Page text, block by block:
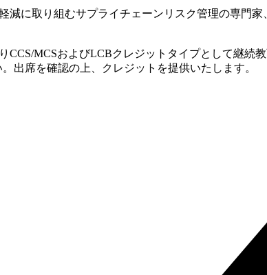
減に取り組むサプライチェーンリスク管理の専門
MCSおよびLCBクレジットタイプとして継続
出席を確認の上、クレジットを提供いたします。